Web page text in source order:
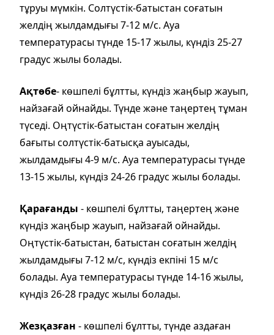
тұруы мүмкін. Солтүстік-батыстан соғатын
желдің жылдамдығы 7-12 м/с. Ауа
температурасы түнде 15-17 жылы, күндіз 25-27
градус жылы болады.
Ақтөбе- көшпелі бұлтты, күндіз жаңбыр жауып,
найзағай ойнайды. Түнде және таңертең тұман
түседі. Оңтүстік-батыстан соғатын желдің
бағыты солтүстік-батысқа ауысады,
жылдамдығы 4-9 м/с. Ауа температурасы түнде
13-15 жылы, күндіз 24-26 градус жылы болады.
Қарағанды - көшпелі бұлтты, таңертең және
күндіз жаңбыр жауып, найзағай ойнайды.
Оңтүстік-батыстан, батыстан соғатын желдің
жылдамдығы 7-12 м/с, күндіз екпіні 15 м/с
болады. Ауа температурасы түнде 14-16 жылы,
күндіз 26-28 градус жылы болады.
Жезқазған - көшпелі бұлтты, түнде аздаған